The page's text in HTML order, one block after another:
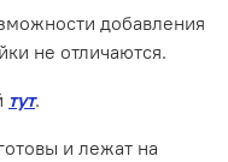
добавления
не отличаются.
тут.
и лежат на